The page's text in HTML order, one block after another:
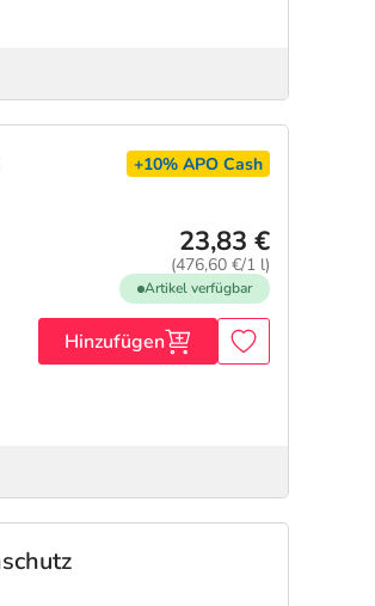
+10% APO Cash
23,83 €
(476,60 €/1 l)
Artikel verfügbar
Hinzufügen